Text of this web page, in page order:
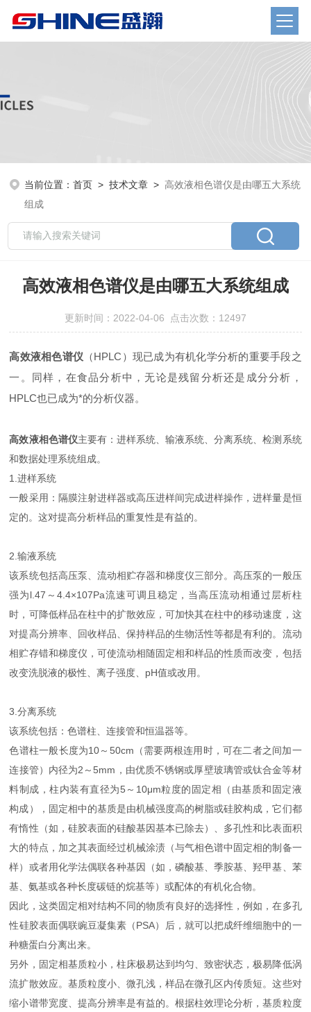
当前位置：首页 >技术文章 > 高效液相色谱仪是由哪五大系统
组成
高效液相色谱仪是由哪五大系统组成
更新时间：2022-04-06 点击次数：12497
高效液相色谱仪 （HPLC）现已成为有机化学分析的重要手段之
一。同样，在食品分析中，无论是残留分析还是成分分析，
HPLC也已成为*的分析仪器。
高效液相色谱仪主要有：进样系统、输液系统、分离系统、检测系统
和数据处理系统组成。
1.进样系统
一般采用：隔膜注射进样器或高压进样间完成进样操作，进样量是恒
定的。这对提高分析样品的重复性是有益的。
2.输液系统
该系统包括高压泵、流动相贮存器和梯度仪三部分。高压泵的一般压
强为l.47～4.4×107Pa流速可调且稳定，当高压流动相通过层析柱
时，可降低样品在柱中的扩散效应，可加快其在柱中的移动速度，这
对提高分辨率、回收样品、保持样品的生物活性等都是有利的。流动
相贮存错和梯度仪，可使流动相随固定相和样品的性质而改变，包括
改变洗脱液的极性、离子强度、pH值或改用。
3.分离系统
该系统包括：色谱柱、连接管和恒温器等。
色谱柱一般长度为10～50cm（需要两根连用时，可在二者之间加一
连接管）内径为2～5mm，由优质不锈钢或厚壁玻璃管或钛合金等材
料制成，柱内装有直径为5～10μm粒度的固定相（由基质和固定液
构成），固定相中的基质是由机械强度高的树脂或硅胶构成，它们都
有惰性（如，硅胶表面的硅酸基因基本已除去）、多孔性和比表面积
大的特点，加之其表面经过机械涂渍（与气相色谱中固定相的制备一
样）或者用化学法偶联各种基因（如，磷酸基、季胺基、羟甲基、苯
基、氨基或各种长度碳链的烷基等）或配体的有机化合物。
因此，这类固定相对结构不同的物质有良好的选择性，例如，在多孔
性硅胶表面偶联豌豆凝集素（PSA）后，就可以把成纤维细胞中的一
种糖蛋白分离出来。
另外，固定相基质粒小，柱床极易达到均匀、致密状态，极易降低涡
流扩散效应。基质粒度小、微孔浅，样品在微孔区内传质短。这些对
缩小谱带宽度、提高分辨率是有益的。根据柱效理论分析，基质粒度